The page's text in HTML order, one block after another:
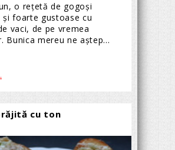
o rețetă de gogoși
și foarte gustoase cu
vaci, de pe vremea
Bunica mereu ne aștep...
cu ton